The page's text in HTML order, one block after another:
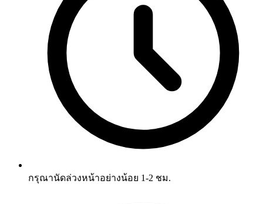
กรุณานัดล่วงหน้าอย่างน้อย 1-2 ชม.